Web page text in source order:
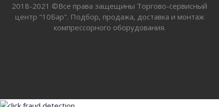
2018-2021 ©Все права защещины Торгово-сервисный
центр "10Бар". Подбор, продажа, доставка и монтаж
компрессорного оборудования.